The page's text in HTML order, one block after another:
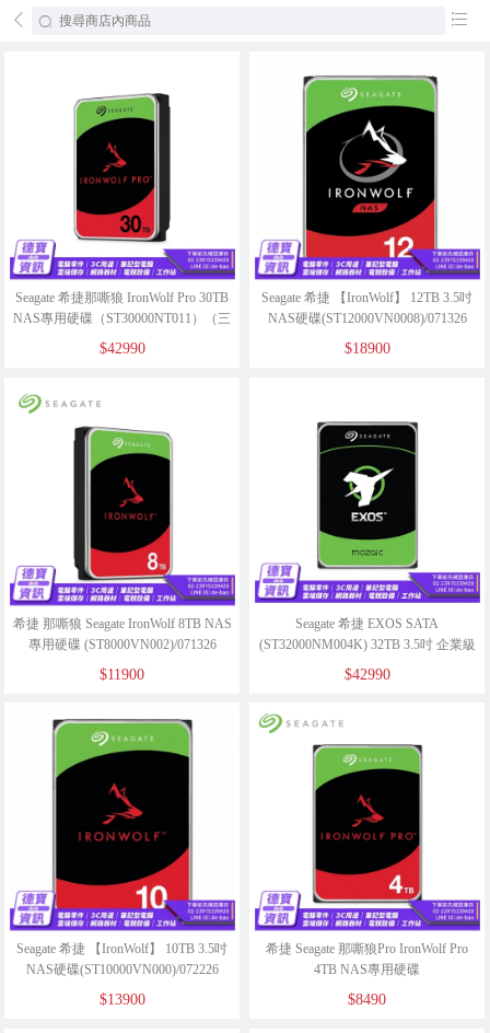
󰄕 󰂦
Seagate 希捷那嘶狼 IronWolf Pro 30TB
NAS專用硬碟（ST30000NT011）（三
年資料救援）/060426
$42990
Seagate 希捷 【IronWolf】 12TB 3.5吋
NAS硬碟(ST12000VN0008)/071326
$18900
希捷 那嘶狼 Seagate IronWolf 8TB NAS
專用硬碟 (ST8000VN002)/071326
$11900
Seagate 希捷 EXOS SATA
(ST32000NM004K) 32TB 3.5吋 企業級
硬碟/040726
$42990
Seagate 希捷 【IronWolf】 10TB 3.5吋
NAS硬碟(ST10000VN000)/072226
$13900
希捷 Seagate 那嘶狼Pro IronWolf Pro
4TB NAS專用硬碟
(ST4000NT001)/071426
$8490